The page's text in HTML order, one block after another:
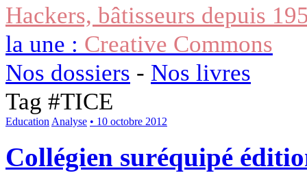
Hackers, bâtisseurs depuis
la une : Creative Commons
Nos dossiers - Nos livres
Tag #TICE
Education Analyse • 10 octobre 2012
Collégien suréquipé